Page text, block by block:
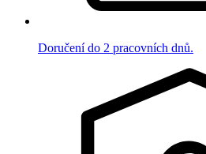
Doručení do 2 pracovních dnů.